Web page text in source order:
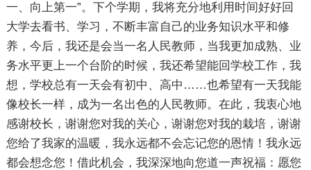
一、向上第一”。下个学期，我将充分地利用时间好好回
大学去看书、学习，不断丰富自己的业务知识水平和修
养，今后，我还是会当一名人民教师，当我更加成熟、业
务水平更上一个台阶的时候，我还希望能回学校工作，我
想，学校总有一天会有初中、高中……也希望有一天我能
像校长一样，成为一名出色的人民教师。在此，我衷心地
感谢校长，谢谢您对我的关心，谢谢您对我的栽培，谢谢
您给了我家的温暖，我永远都不会忘记您的恩情！我永远
都会想念您！借此机会，我深深地向您道一声祝福：愿您